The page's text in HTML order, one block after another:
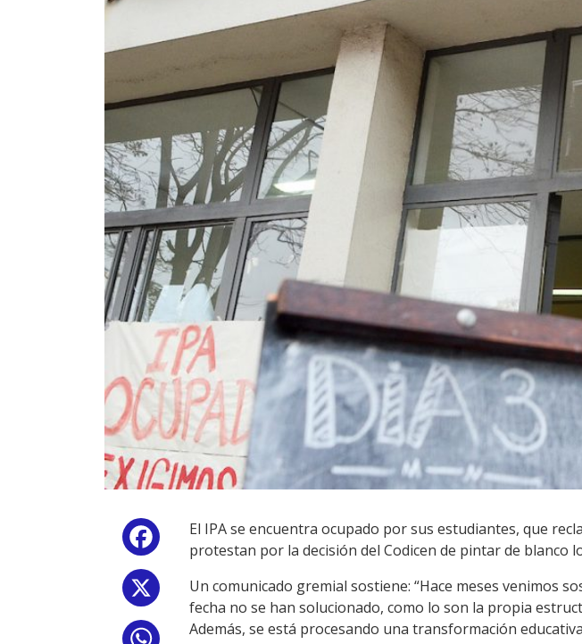
Facebook
El IPA se encuentra ocupado por sus estudiantes, que
protestan por la decisión del Codicen de pintar de blanco
Un comunicado gremial sostiene: “Hace meses venimos
fecha no se han solucionado, como lo son la propia
Además, se está procesando una transformación